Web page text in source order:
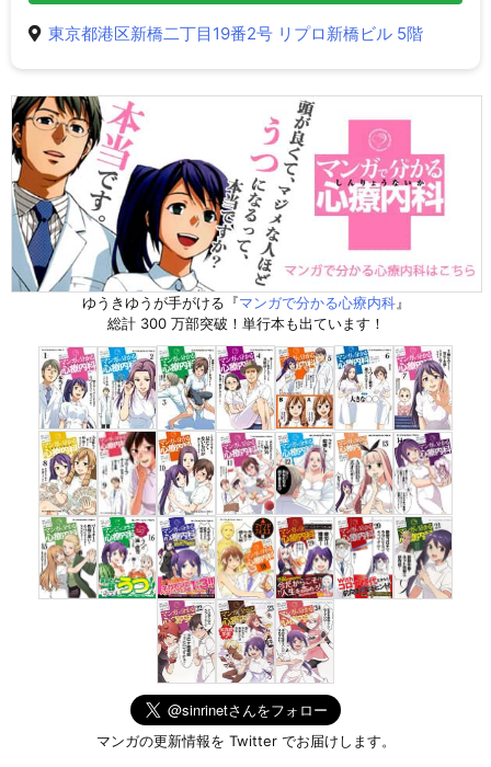
東京都港区新橋二丁目19番2号 リプロ新橋ビル 5階
ゆうきゆうが手がける『マンガで分かる心療内科』
総計 300 万部突破！単行本も出ています！
マンガの更新情報を Twitter でお届けします。